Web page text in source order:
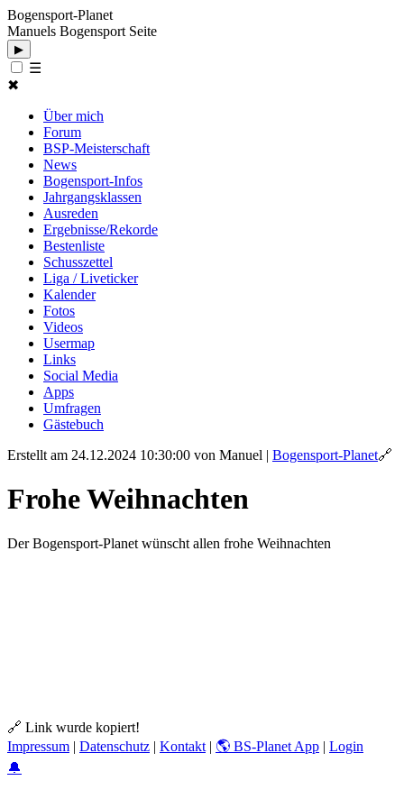
Bogensport-Planet
Manuels Bogensport Seite
▶
☰
✖
Über mich
Forum
BSP-Meisterschaft
News
Bogensport-Infos
Jahrgangsklassen
Ausreden
Ergebnisse/Rekorde
Bestenliste
Schusszettel
Liga / Liveticker
Kalender
Fotos
Videos
Usermap
Links
Social Media
Apps
Umfragen
Gästebuch
Erstellt am 24.12.2024 10:30:00 von Manuel | Bogensport-Planet🔗
Frohe Weihnachten
Der Bogensport-Planet wünscht allen frohe Weihnachten
🔗 Link wurde kopiert!
Impressum | Datenschutz | Kontakt | 🌎 BS-Planet App | Login
🔔